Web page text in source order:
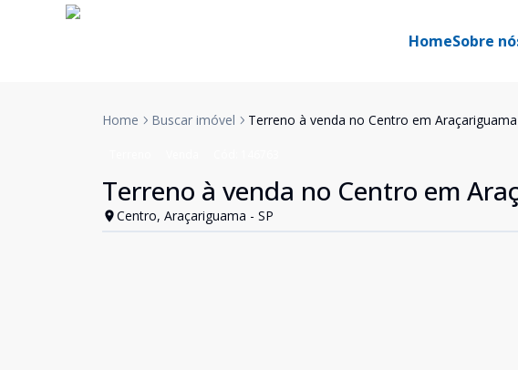
HomeSobre
Home Buscar imóvel Terreno à venda no Centro em Araçariguama
Terreno à venda no Centro em
Centro, Araçariguama - SP